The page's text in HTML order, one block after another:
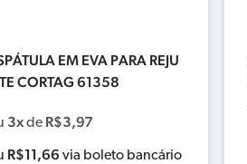
EM EVA PARA REJU
CORTAG 61358
3xde R$3,97
R$11,66 via boleto bancário